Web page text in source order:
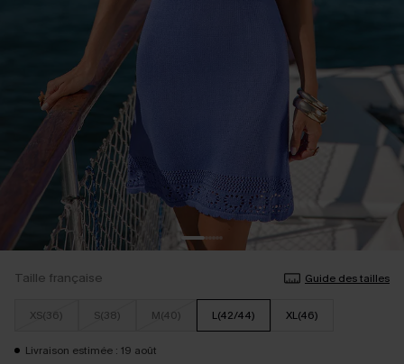
Taille française Guide des tailles
XS(36) S(38) M(40) L(42/44) XL(46)
Livraison estimée : 19 août